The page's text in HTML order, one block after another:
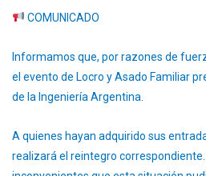
COMUNICADO
Informamos que, por razones de
el evento de Locro y Asado Familiar
de la Ingeniería Argentina.
A quienes hayan adquirido sus
realizará el reintegro